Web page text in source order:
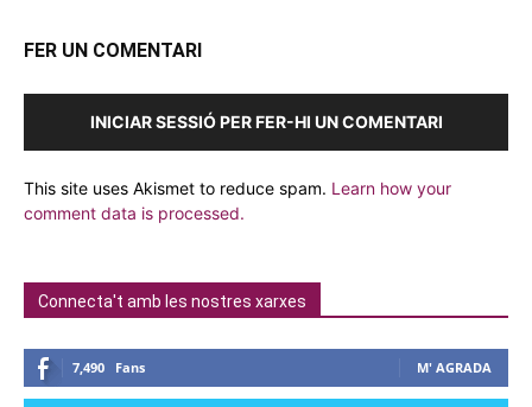
FER UN COMENTARI
INICIAR SESSIÓ PER FER-HI UN COMENTARI
This site uses Akismet to reduce spam. Learn how your
comment data is processed.
Connecta't amb les nostres xarxes
7,490 Fans M' AGRADA